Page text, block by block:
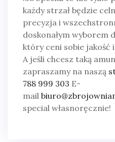
każdy strzał będzie
precyzja i
doskonałym wyborem
który ceni sobie jakość
A jeśli chcesz taką
zapraszamy na naszą
788 999 303 E-
mail
special własnoręcznie!